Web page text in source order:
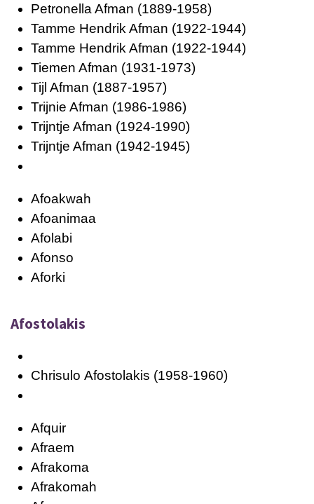
Petronella Afman (1889-1958)
Tamme Hendrik Afman (1922-1944)
Tamme Hendrik Afman (1922-1944)
Tiemen Afman (1931-1973)
Tijl Afman (1887-1957)
Trijnie Afman (1986-1986)
Trijntje Afman (1924-1990)
Trijntje Afman (1942-1945)
Afoakwah
Afoanimaa
Afolabi
Afonso
Aforki
Afostolakis
Chrisulo Afostolakis (1958-1960)
Afquir
Afraem
Afrakoma
Afrakomah